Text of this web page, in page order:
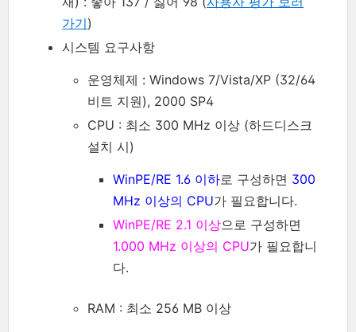
가기)
시스템 요구사항
운영체제 : Windows 7/Vista/XP (32/64
비트 지원), 2000 SP4
CPU : 최소 300 MHz 이상 (하드디스크
설치 시)
WinPE/RE 1.6 이하로 구성하면 300
MHz 이상의 CPU가 필요합니다.
WinPE/RE 2.1 이상으로 구성하면
1.000 MHz 이상의 CPU가 필요합니
다.
RAM : 최소 256 MB 이상